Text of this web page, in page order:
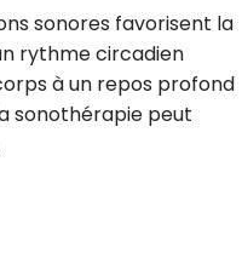
sonores favorisent la
rythme circadien
à un repos profond
sonothérapie peut
ce que la société Digital
analyse le taux d'ouverture